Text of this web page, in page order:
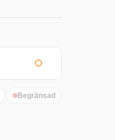
Begränsad